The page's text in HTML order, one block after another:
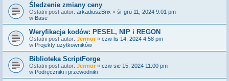
Śledzenie zmiany ceny
Ostatni post autor: arkadiuszBrix « śr gru 11, 2024 9:01 pm
w Base
Weryfikacja kodów: PESEL, NIP i REGON
Ostatni post autor: Jermor« czw lis 14, 2024 4:58 pm
w Projekty użytkowników
Biblioteka ScriptForge
Ostatni post autor: Jermor« czw sie 15, 2024 11:00 pm
w Podręczniki i przewodniki